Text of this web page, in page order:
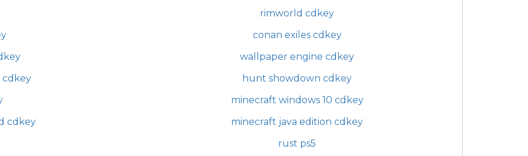
rimworld cdkey
conan exiles cdkey
wallpaper engine cdkey
cdkey
hunt showdown cdkey
minecraft windows 10 cdkey
cdkey
minecraft java edition cdkey
rust ps5